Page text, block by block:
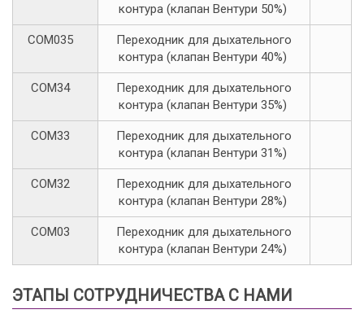
контура (клапан Вентури 50%)
COM035
Переходник для дыхательного
контура (клапан Вентури 40%)
COM34
Переходник для дыхательного
контура (клапан Вентури 35%)
COM33
Переходник для дыхательного
контура (клапан Вентури 31%)
COM32
Переходник для дыхательного
контура (клапан Вентури 28%)
COM03
Переходник для дыхательного
контура (клапан Вентури 24%)
ЭТАПЫ СОТРУДНИЧЕСТВА С НАМИ